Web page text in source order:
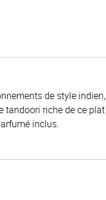
de style indien,
tandoori riche de ce plat
inclus.